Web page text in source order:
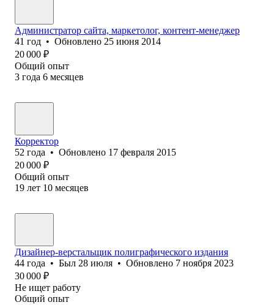
Администратор сайта, маркетолог, контент-менеджер
41 год • Обновлено 25 июня 2014
20 000 ₽
Общий опыт
3 года 6 месяцев
Корректор
52 года • Обновлено 17 февраля 2015
20 000 ₽
Общий опыт
19 лет 10 месяцев
Дизайнер-верстальщик полиграфического издания
44 года • Был 28 июля • Обновлено 7 ноября 2023
30 000 ₽
Не ищет работу
Общий опыт